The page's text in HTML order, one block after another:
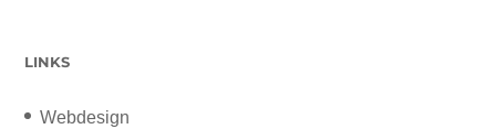
LINKS
Webdesign